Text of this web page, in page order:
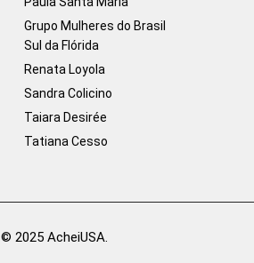
Grupo Mulheres do Brasil
Sul da Flórida
Renata Loyola
Sandra Colicino
Taiara Desirée
Tatiana Cesso
© 2025 AcheiUSA.